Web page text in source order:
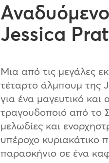
Jessica
Μια από τις μεγάλες
τέταρτο άλμπουμ της
για ένα μαγευτικό
τραγουδοποιό από το
μελωδίες και
υπέροχο κυριακάτικο
παρασκήνιο σε ένα